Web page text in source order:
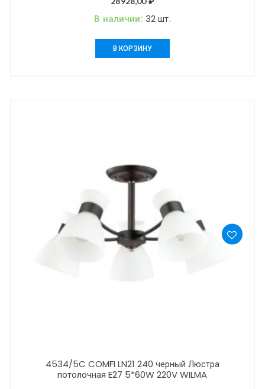
В наличии: 32 шт.
В КОРЗИНУ
4534/5C COMFI LN21 240 черный Люстра
потолочная E27 5*60W 220V WILMA